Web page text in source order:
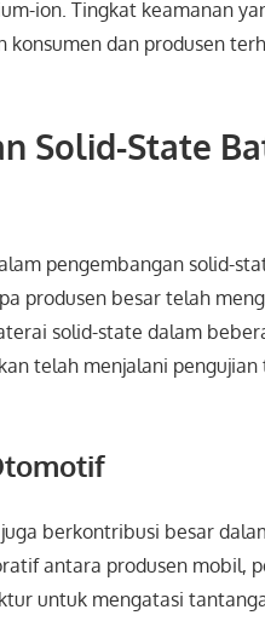
ion. Tingkat keamanan
dan produsen
Solid-State
pengembangan solid-
produsen besar telah
solid-state dalam
telah menjalani pengujian
berkontribusi besar
antara produsen mobil,
untuk mengatasi